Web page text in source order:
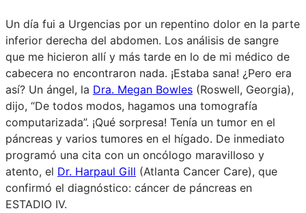
Un día fui a Urgencias por un repentino dolor en la parte
inferior derecha del abdomen. Los análisis de sangre
que me hicieron allí y más tarde en lo de mi médico de
cabecera no encontraron nada. ¡Estaba sana! ¿Pero era
así? Un ángel, la Dra. Megan Bowles (Roswell, Georgia),
dijo, “De todos modos, hagamos una tomografía
computarizada”. ¡Qué sorpresa! Tenía un tumor en el
páncreas y varios tumores en el hígado. De inmediato
programó una cita con un oncólogo maravilloso y
atento, el Dr. Harpaul Gill (Atlanta Cancer Care), que
confirmó el diagnóstico: cáncer de páncreas en
ESTADIO IV.